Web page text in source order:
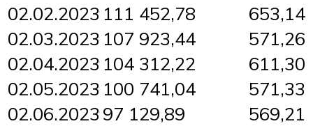
02.02.2023 111 452,78
653,14
02.03.2023 107 923,44
571,26
02.04.2023 104 312,22
611,30
02.05.2023 100 741,04
571,33
02.06.2023 97 129,89
569,21